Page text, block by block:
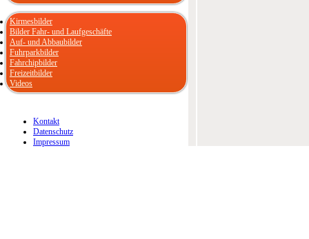
Kirmesbilder
Bilder Fahr- und Laufgeschäfte
Auf- und Abbaubilder
Fuhrparkbilder
Fahrchipbilder
Freizeitbilder
Videos
Kontakt
Datenschutz
Impressum